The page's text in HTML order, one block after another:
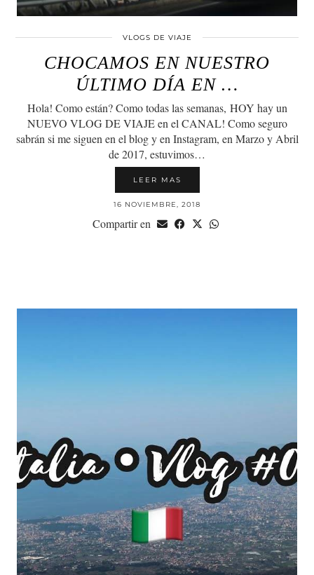
VLOGS DE VIAJE
CHOCAMOS EN NUESTRO
ÚLTIMO DÍA EN …
Hola! Como están? Como todas las semanas, HOY hay un
NUEVO VLOG DE VIAJE en el CANAL! Como seguro
sabrán si me siguen en el blog y en Instagram, en Marzo y Abril
de 2017, estuvimos…
LEER MAS
16 NOVIEMBRE, 2018
Compartir en